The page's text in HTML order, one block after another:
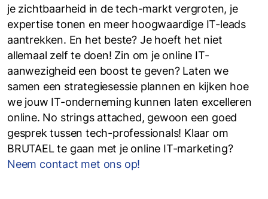
je zichtbaarheid in de tech-markt vergroten, je
expertise tonen en meer hoogwaardige IT-leads
aantrekken. En het beste? Je hoeft het niet
allemaal zelf te doen! Zin om je online IT-
aanwezigheid een boost te geven? Laten we
samen een strategiesessie plannen en kijken hoe
we jouw IT-onderneming kunnen laten excelleren
online. No strings attached, gewoon een goed
gesprek tussen tech-professionals! Klaar om
BRUTAEL te gaan met je online IT-marketing?
Neem contact met ons op!